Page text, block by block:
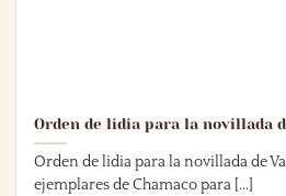
Orden de lidia para la novillada
Orden de lidia para la novillada de
ejemplares de Chamaco para [...]